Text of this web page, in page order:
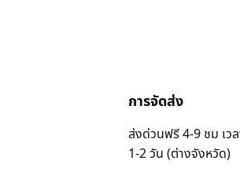
การจัดส่ง
ส่งด่วนฟรี 4-9 ชม เว
1-2 วัน (ต่างจังหวัด)